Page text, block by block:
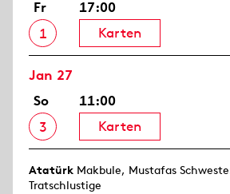
Fr
1
17:00
Karten
Jan 27
So
3
11:00
Karten
Atatürk Makbule, Mustafas
Tratschlustige